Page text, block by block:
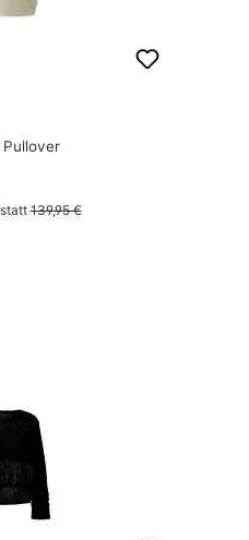
Pullover
stattRegulärer Preis:
139,95 €